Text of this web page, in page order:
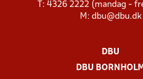
T: 4326 2222 (mandag -
M: dbu@dbu.dk
DBU
DBU BORNHOLM